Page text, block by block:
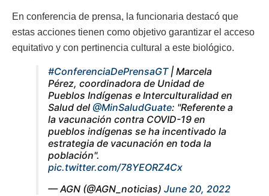
En conferencia de prensa, la funcionaria destacó que
estas acciones tienen como objetivo garantizar el acceso
equitativo y con pertinencia cultural a este biológico.
#ConferenciaDePrensaGT| Marcela
Pérez, coordinadora de Unidad de
Pueblos Indígenas e Interculturalidad en
Salud del @MinSaludGuate: "Referente a
la vacunación contra COVID-19 en
pueblos indígenas se ha incentivado la
estrategia de vacunación en toda la
población".
pic.twitter.com/78YEORZ4Cx
— AGN (@AGN_noticias) June 20, 2022